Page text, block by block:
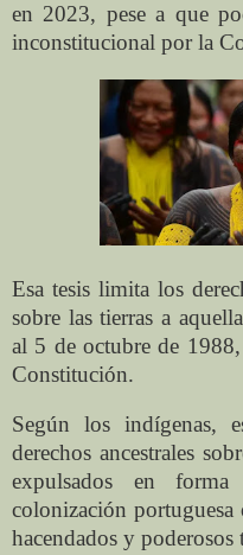
en 2023, pese a que
inconstitucional por la
Esa tesis limita los
sobre las tierras a
al 5 de octubre de
Constitución.
Según los indígenas,
derechos ancestrales
expulsados en
colonización
hacendados y poderosos